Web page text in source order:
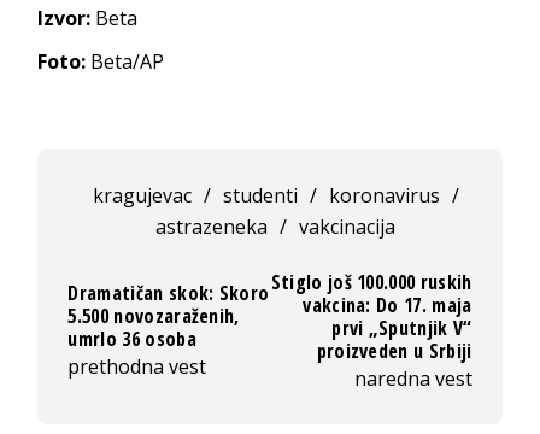
Izvor: Beta
Foto: Beta/AP
kragujevac / studenti / koronavirus /
astrazeneka / vakcinacija
Dramatičan skok: Skoro
5.500 novozaraženih,
umrlo 36 osoba
prethodna vest
Stiglo još 100.000 ruskih
vakcina: Do 17. maja
prvi „Sputnjik V“
proizveden u Srbiji
naredna vest